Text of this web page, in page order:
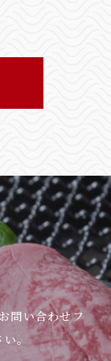
っておりま
ビ ・ 若
問い合わせフ
い。